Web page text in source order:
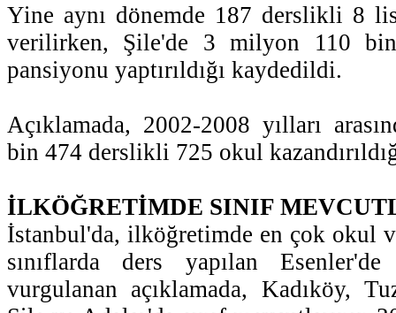
Yine aynı dönemde 187 derslikli 8
verilirken, Şile'de 3 milyon 110
pansiyonu yaptırıldığı kaydedildi.
Açıklamada, 2002-2008 yılları
bin 474 derslikli 725 okul
İLKÖĞRETİMDE SINIF
İstanbul'da, ilköğretimde en çok okul
sınıflarda ders yapılan
vurgulanan açıklamada, Kadıköy,